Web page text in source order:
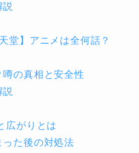
堂】アニメは全何話？
の真相と安全性
広がりとは
た後の対処法